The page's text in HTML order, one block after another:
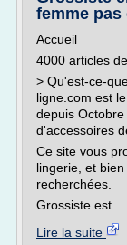
femme pas
Accueil
4000 articles
> Qu'est-ce-
ligne.com est
depuis
d'accessoires
Ce site vous
lingerie, et
recherchées.
Grossiste est...
Lire la suite